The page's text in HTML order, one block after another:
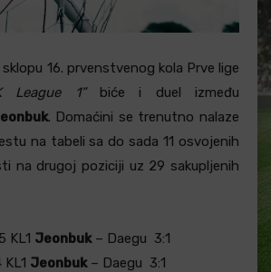
16. prvenstvenog kola Prve lige
League 1”biće i duel između
. Domaćini se trenutno nalaze
na tabeli sa do sada 11 osvojenih
na drugoj poziciji uz 29 sakupljenih
KL1 Jeonbuk– Daegu 3:1
KL1 Jeonbuk– Daegu 3:1